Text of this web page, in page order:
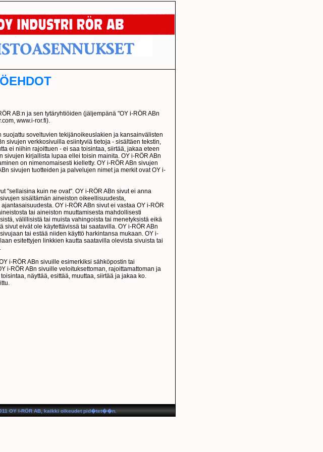
AB:n ja sen tytäryhtiöiden (jäljempänä "OY i-RÖR ABn
www.i-ror.fi).
suojattu soveltuvien tekijänoikeuslakien ja kansainvälisten
sivujen verkkosivuilla esiintyviä tietoja - sisältäen tekstin,
ei niihin rajoittuen - ei saa toisintaa, siirtää, jakaa eteen
sivujen kirjallista lupaa ellei toisin mainita. OY i-RÖR ABn
on nimenomaisesti kielletty. OY i-RÖR ABn sivujen
sivujen tuotteiden ja palvelujen nimet ja merkit ovat OY i-
"sellaisina kuin ne ovat". OY i-RÖR ABn sivut ei anna
sisältämän aineiston oikeellisuudesta,
OY i-RÖR ABn sivut ei vastaa OY i-RÖR
tai aineiston muuttamisesta mahdollisesti
välillisistä tai muista vahingoista tai menetyksistä eikä
sivut eivät ole käytettävissä tai saatavilla. OY i-RÖR ABn
tai estää niiden käyttö harkintansa mukaan. OY i-
esitettyjen linkkien kautta saatavilla olevista sivuista tai
i-RÖR ABn sivuille esimerkiksi sähköpostin tai
i-RÖR ABn sivuille veloituksettoman, rajoittamattoman ja
näyttää, esittää, muuttaa, siirtää ja jakaa ko.
OY I-RÖR AB, kaikki oikeudet pid�tet��n.